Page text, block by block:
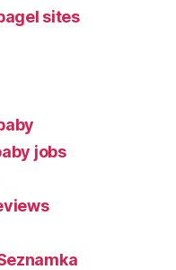
sites
jobs